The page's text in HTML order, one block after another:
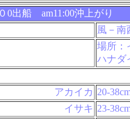
0出船 am11:00沖上がり
風－南
場所：
ハナダ
アカイカ 20-
イサキ 23-